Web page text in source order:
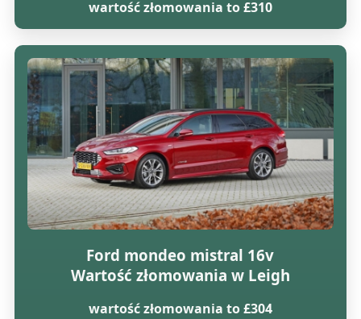
wartość złomowania to £310
Ford mondeo mistral 16v
Wartość złomowania w Leigh
wartość złomowania to £304